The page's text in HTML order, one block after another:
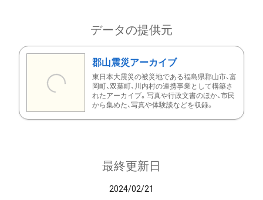
データの提供元
郡山震災アーカイブ
東日本大震災の被災地である福島県郡山市、富
岡町、双葉町、川内村の連携事業として構築さ
れたアーカイブ。写真や行政文書のほか、市民
から集めた、写真や体験談などを収録。
最終更新日
2024/02/21